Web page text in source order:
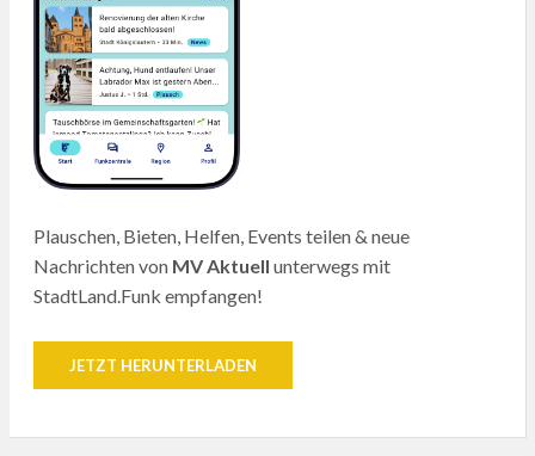
Plauschen, Bieten, Helfen, Events teilen & neue
Nachrichten von MV Aktuell unterwegs mit
StadtLand.Funk empfangen!
JETZT HERUNTERLADEN